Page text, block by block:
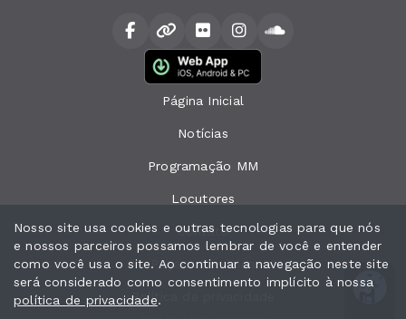
Página Inicial
Notícias
Programação MM
Locutores
Contato
Peça sua música
Política de privacidade
Nosso site usa cookies e outras tecnologias para que nós
e nossos parceiros possamos lembrar de você e entender
como você usa o site. Ao continuar a navegação neste site
será considerado como consentimento implícito à nossa
política de privacidade.